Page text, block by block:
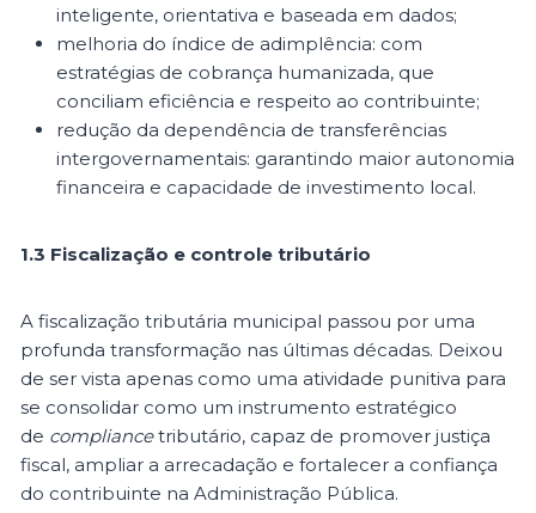
inteligente, orientativa e baseada em dados;
melhoria do índice de adimplência: com
estratégias de cobrança humanizada, que
conciliam eficiência e respeito ao contribuinte;
redução da dependência de transferências
intergovernamentais: garantindo maior autonomia
financeira e capacidade de investimento local.
1.3 Fiscalização e controle tributário
A fiscalização tributária municipal passou por uma
profunda transformação nas últimas décadas. Deixou
de ser vista apenas como uma atividade punitiva para
se consolidar como um instrumento estratégico
de compliancetributário, capaz de promover justiça
fiscal, ampliar a arrecadação e fortalecer a confiança
do contribuinte na Administração Pública.